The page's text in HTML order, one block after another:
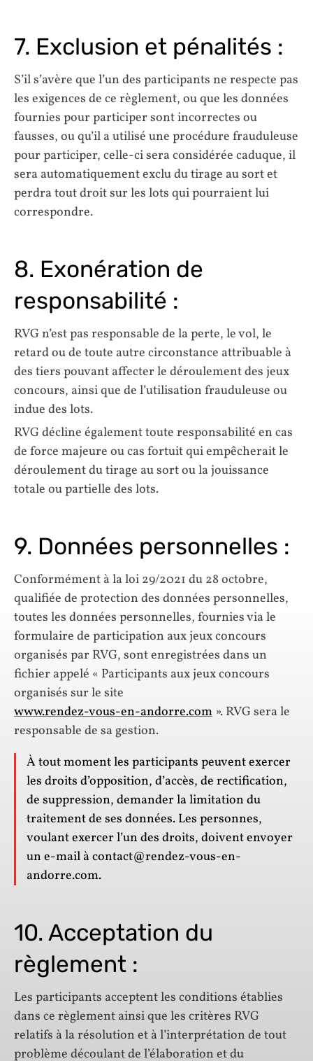
7. Exclusion et pénalités :
S’il s’avère que l’un des participants ne respecte pas
les exigences de ce règlement, ou que les données
fournies pour participer sont incorrectes ou
fausses, ou qu’il a utilisé une procédure frauduleuse
pour participer, celle-ci sera considérée caduque, il
sera automatiquement exclu du tirage au sort et
perdra tout droit sur les lots qui pourraient lui
correspondre.
8. Exonération de
responsabilité :
RVG n’est pas responsable de la perte, le vol, le
retard ou de toute autre circonstance attribuable à
des tiers pouvant affecter le déroulement des jeux
concours, ainsi que de l’utilisation frauduleuse ou
indue des lots.
RVG décline également toute responsabilité en cas
de force majeure ou cas fortuit qui empêcherait le
déroulement du tirage au sort ou la jouissance
totale ou partielle des lots.
9. Données personnelles :
Conformément à la loi 29/2021 du 28 octobre,
qualifiée de protection des données personnelles,
toutes les données personnelles, fournies via le
formulaire de participation aux jeux concours
organisés par RVG, sont enregistrées dans un
fichier appelé « Participants aux jeux concours
organisés sur le site
www.rendez-vous-en-andorre.com ». RVG sera le
responsable de sa gestion.
À tout moment les participants peuvent exercer
les droits d’opposition, d’accès, de rectification,
de suppression, demander la limitation du
traitement de ses données. Les personnes,
voulant exercer l’un des droits, doivent envoyer
un e-mail à contact@rendez-vous-en-
andorre.com.
10. Acceptation du
règlement :
Les participants acceptent les conditions établies
dans ce règlement ainsi que les critères RVG
relatifs à la résolution et à l’interprétation de tout
problème découlant de l’élaboration et du